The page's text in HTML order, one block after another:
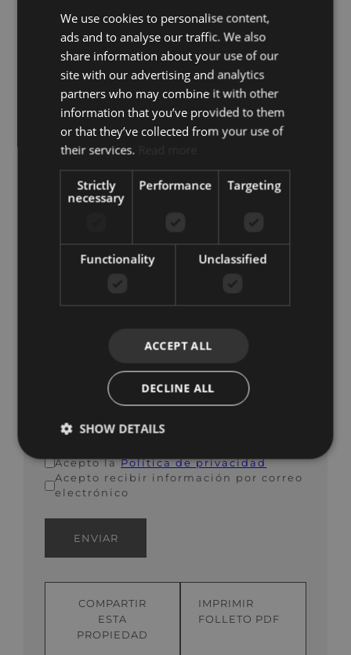
Ponte en contacto
+34 851 817 060
info@koreestates.com
Acepto laPolítica de privacidad
Acepto recibir información por correo
electrónico
ENVIAR
COMPARTIR
ESTA
PROPIEDAD
IMPRIMIR
FOLLETO PDF
We use cookies to personalise content,
ads and to analyse our traffic. We also
share information about your use of our
site with our advertising and analytics
partners who may combine it with other
information that you’ve provided to them
or that they’ve collected from your use of
their services.
Strictly
necessary
Performance Targeting
Functionality Unclassified
ACCEPT ALL
DECLINE ALL
SHOW DETAILS